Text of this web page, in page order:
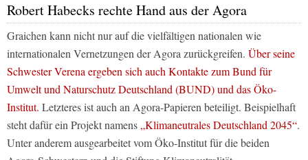
Robert Habecks rechte Hand aus der Agora
Graichen kann nicht nur auf die vielfältigen nationalen wie
internationalen Vernetzungen der Agora zurückgreifen. Über seine
Schwester Verena ergeben sich auch Kontakte zum Bund für
Umwelt und Naturschutz Deutschland (BUND) und das Öko-
Institut. Letzteres ist auch an Agora-Papieren beteiligt. Beispielhaft
steht dafür ein Projekt namens„Klimaneutrales Deutschland 2045“.
Unter anderem ausgearbeitet vom Öko-Institut für die beiden